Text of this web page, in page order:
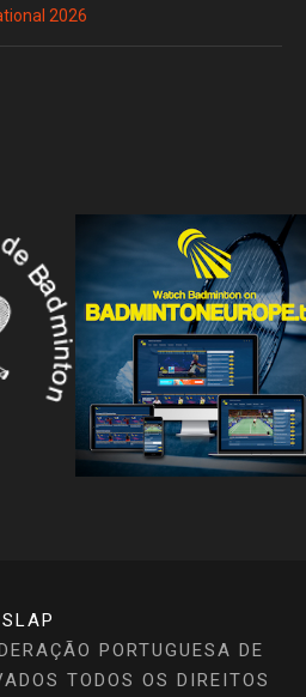
2026
SLAP
PORTUGUESA DE
TODOS OS DIREITOS